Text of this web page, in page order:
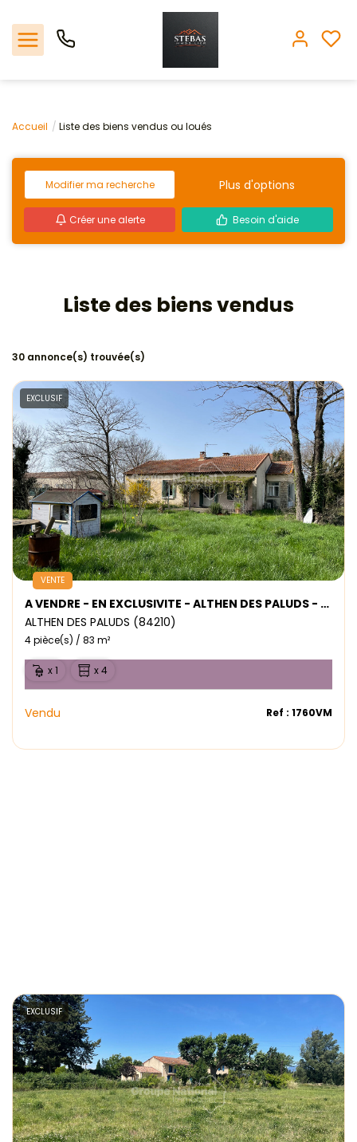
Nos offres
L'agence
Biens vendus
Espace client
Estimation
Accueil Liste des biens vendus ou loués
Modifier ma recherche Plus d'options
Créer une alerte Besoin d'aide
Liste des biens vendus
30 annonce(s) trouvée(s)
EXCLUSIF
VENTE
A VENDRE - EN EXCLUSIVITE - ALTHEN DES PALUDS - MAISON TYPE 4
ALTHEN DES PALUDS (84210)
4 pièce(s) / 83 m²
x 1 x 4
Vendu Ref : 1760VM
EXCLUSIF